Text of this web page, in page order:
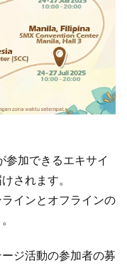
参加できるエキサイ
されます。
インとオフラインの
ジ活動の参加者の募